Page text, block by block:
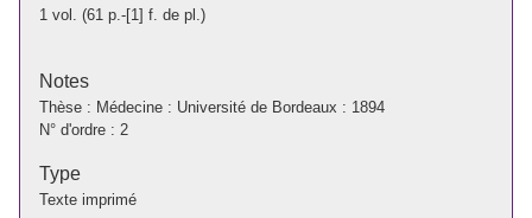
1 vol. (61 p.-[1] f. de pl.)
Notes
Thèse : Médecine : Université de Bordeaux : 1894
N° d'ordre : 2
Type
Texte imprimé